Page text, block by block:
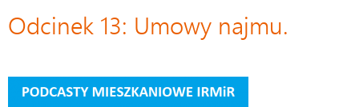
Odcinek 13: Umowy najmu.